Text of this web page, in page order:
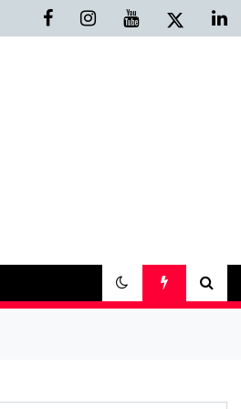
Cetak Buku Yasin Online